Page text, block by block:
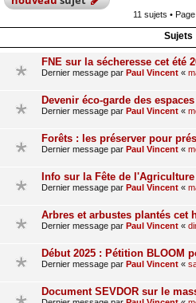
11 sujets • Page
Sujets
FNE sur la sécheresse cet été
Dernier message par Paul Vincent «
Devenir éco-garde des
Dernier message par Paul Vincent «
Forêts : les préserver pour
Dernier message par Paul Vincent «
Info sur la Fête de l'Agriculture
Dernier message par Paul Vincent «
Arbres et arbustes plantés cet
Dernier message par Paul Vincent «
Début 2025 : Pétition BLOOM
Dernier message par Paul Vincent «
Document SEVDOR sur le